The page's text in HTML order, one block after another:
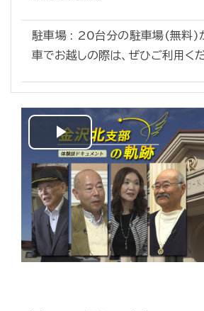
駐車場 : 20台分の駐車場(無料)
車でお越しの際は、ぜひご利用くだ
Play
Video